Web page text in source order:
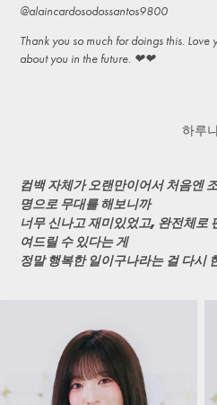
@alaincardosodossantos9800
Thank you so much for doings this.
about you in the future. ❤❤
하루
컴백 자체가 오랜만이어서 처음엔
명으로 무대를 해보니까
너무 신나고 재미있었고, 완전체로
여드릴 수 있다는 게
정말 행복한 일이구나라는 걸 다시